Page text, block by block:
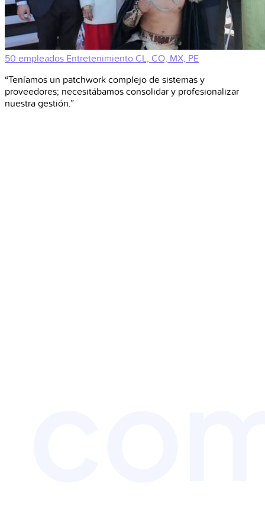
50 empleados Entretenimiento CL, CO, MX, PE
“Teníamos un patchwork complejo de sistemas y
proveedores; necesitábamos consolidar y profesionalizar
nuestra gestión.”